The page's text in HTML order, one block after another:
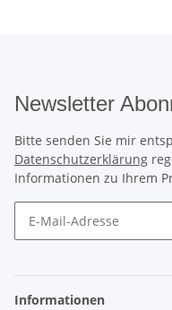
Newsletter
Bitte senden Sie mir
Datenschutzerklärung
Informationen zu Ihrem
Informationen